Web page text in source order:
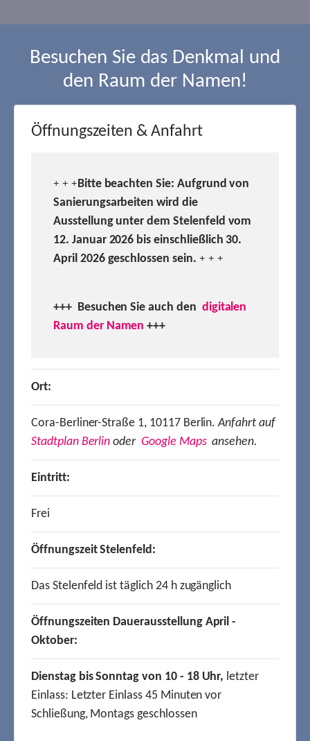
Besuchen Sie das Denkmal und
den Raum der Namen!
Öffnungszeiten & Anfahrt
+ + +Bitte beachten Sie: Aufgrund von
Sanierungsarbeiten wird die
Ausstellung unter dem Stelenfeld vom
12. Januar 2026 bis einschließlich 30.
April 2026 geschlossen sein. + + +
+++ Besuchen Sie auch den digitalen
Raum der Namen +++
Ort:
Cora-Berliner-Straße 1, 10117 Berlin.Anfahrt auf
Stadtplan Berlin oder Google Mapsansehen.
Eintritt:
Frei
Öffnungszeit Stelenfeld:
Das Stelenfeld ist täglich 24 h zugänglich
Öffnungszeiten Dauerausstellung April -
Oktober:
Dienstag bis Sonntag von 10 - 18 Uhr, letzter
Einlass: Letzter Einlass 45 Minuten vor
Schließung, Montags geschlossen